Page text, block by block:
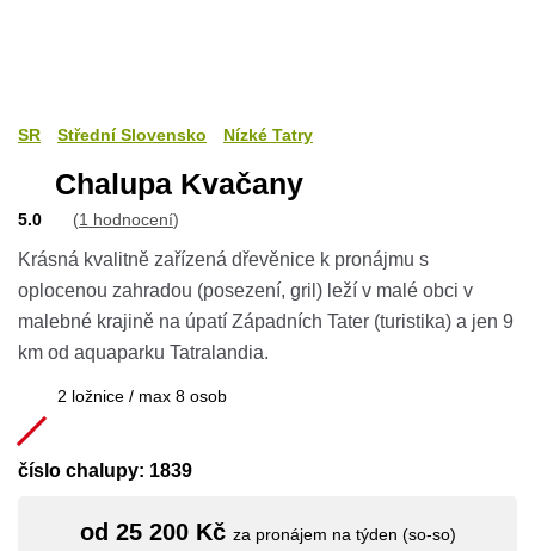
SR Střední Slovensko Nízké Tatry
Chalupa Kvačany
5.0 (1 hodnocení)
Krásná kvalitně zařízená dřevěnice k pronájmu s
oplocenou zahradou (posezení, gril) leží v malé obci v
malebné krajině na úpatí Západních Tater (turistika) a jen 9
km od aquaparku Tatralandia.
2 ložnice / max 8 osob
číslo chalupy: 1839
od 25 200 Kč za pronájem na týden (so-so)